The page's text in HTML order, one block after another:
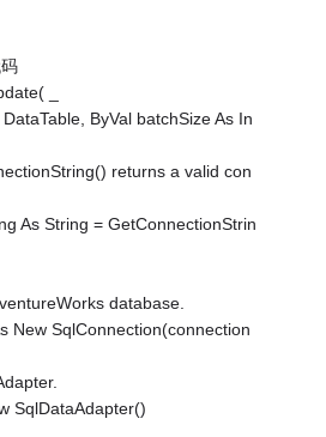
_
ByVal batchSize As In
returns a valid con
As String = GetConnectionStrin
database.
New SqlConnection(connection
SqlDataAdapter()